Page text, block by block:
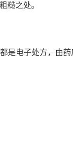
糙之处。
是电子处方，由